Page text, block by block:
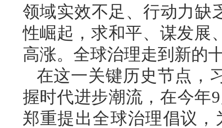
领域实效不足、行动力缺
性崛起，求和平、谋发展
高涨。全球治理走到新的
在这一关键历史节点，
握时代进步潮流，在今年
郑重提出全球治理倡议